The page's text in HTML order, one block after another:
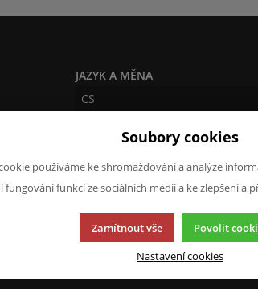
JAZYK A MĚNA
CS
CZK (Kč)Soubory cookies
používáme ke shromažďování a analýze
fungování funkcí ze sociálních médií a ke zlepšení a
Zamítnout vše Povolit
Nastavení cookies